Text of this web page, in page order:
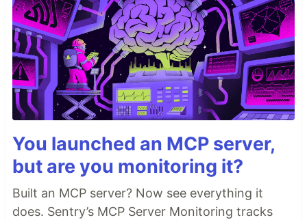
You launched an MCP server,
but are you monitoring it?
Built an MCP server? Now see everything it
does. Sentry’s MCP Server Monitoring tracks